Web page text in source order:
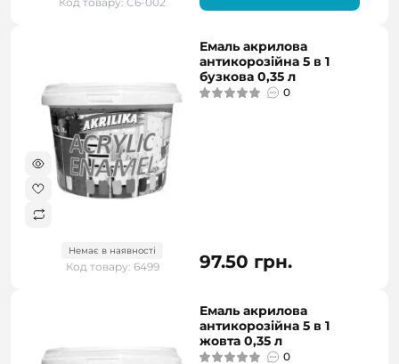
Немає в наявності
Код товару: 6499
Емаль акрилова
антикорозійна 5 в 1
бузкова 0,35 л
0
97.50 грн.
Емаль акрилова
антикорозійна 5 в 1
жовта 0,35 л
0